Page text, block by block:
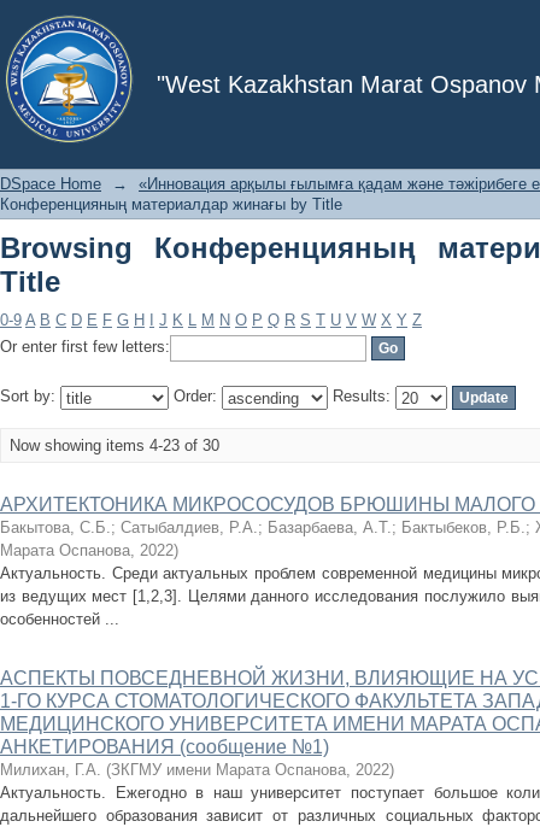
"West Kazakhstan Marat Ospanov
Browsing Конференцияның
DSpace Home →
«Инновация арқылы ғылымға қадам және тәжірибеге
Конференцияның материалдар жинағы by Title
Browsing Конференцияның
Title
0-9 A B C D E F G H J K L M N O P Q R S T U V W X Y Z
Or enter first few letters:
Sort by: Order: Results:
Now showing items 4-23 of 30
АРХИТЕКТОНИКА МИКРОСОСУДОВ БРЮШИНЫ
Бакытова, С.Б.; Сатыбалдиев, Р.А.; Базарбаева, А.Т.; Бактыбеков, Р.Б.;
Марата Оспанова, 2022)
Актуальность. Среди актуальных проблем современной медицины
из ведущих мест [1,2,3]. Целями данного исследования послужило
особенностей ...
АСПЕКТЫ ПОВСЕДНЕВНОЙ ЖИЗНИ, ВЛИЯЮЩИЕ НА
1-ГО КУРСА СТОМАТОЛОГИЧЕСКОГО ФАКУЛЬТЕТА
МЕДИЦИНСКОГО УНИВЕРСИТЕТА ИМЕНИ МАРАТА
АНКЕТИРОВАНИЯ (сообщение №1)
Милихан, Г.А. (ЗКГМУ имени Марата Оспанова, 2022)
Актуальность. Ежегодно в наш университет поступает большое
дальнейшего образования зависит от различных социальных